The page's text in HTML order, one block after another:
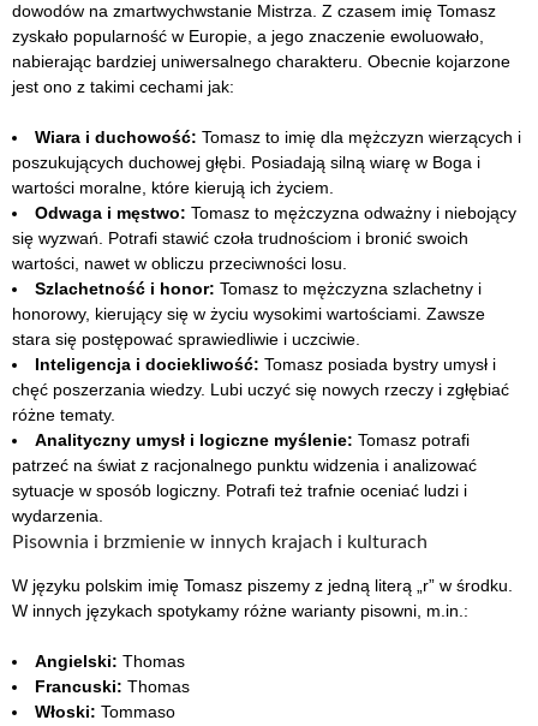
dowodów na zmartwychwstanie Mistrza. Z czasem imię Tomasz
zyskało popularność w Europie, a jego znaczenie ewoluowało,
nabierając bardziej uniwersalnego charakteru. Obecnie kojarzone
jest ono z takimi cechami jak:
Wiara i duchowość: Tomasz to imię dla mężczyzn wierzących i
poszukujących duchowej głębi. Posiadają silną wiarę w Boga i
wartości moralne, które kierują ich życiem.
Odwaga i męstwo: Tomasz to mężczyzna odważny i niebojący
się wyzwań. Potrafi stawić czoła trudnościom i bronić swoich
wartości, nawet w obliczu przeciwności losu.
Szlachetność i honor: Tomasz to mężczyzna szlachetny i
honorowy, kierujący się w życiu wysokimi wartościami. Zawsze
stara się postępować sprawiedliwie i uczciwie.
Inteligencja i dociekliwość: Tomasz posiada bystry umysł i
chęć poszerzania wiedzy. Lubi uczyć się nowych rzeczy i zgłębiać
różne tematy.
Analityczny umysł i logiczne myślenie: Tomasz potrafi
patrzeć na świat z racjonalnego punktu widzenia i analizować
sytuacje w sposób logiczny. Potrafi też trafnie oceniać ludzi i
wydarzenia.
Pisownia i brzmienie w innych krajach i kulturach
W języku polskim imię Tomasz piszemy z jedną literą „r” w środku.
W innych językach spotykamy różne warianty pisowni, m.in.:
Angielski: Thomas
Francuski: Thomas
Włoski: Tommaso